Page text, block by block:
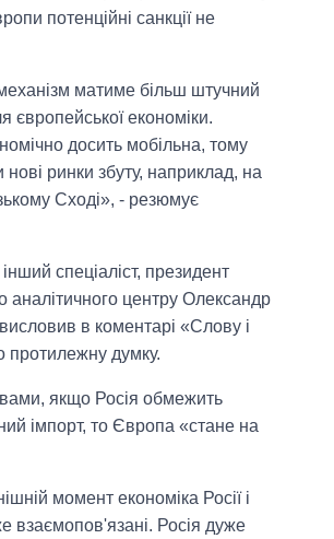
потенційні санкції не
матиме більш штучний
європейської економіки.
досить мобільна, тому
нові ринки збуту, наприклад, на
Сході», - резюмує
спеціаліст, президент
аналітичного центру Олександр
в коментарі «Слову і
протилежну думку.
якщо Росія обмежить
імпорт, то Європа «стане на
момент економіка Росії і
взаємопов'язані. Росія дуже